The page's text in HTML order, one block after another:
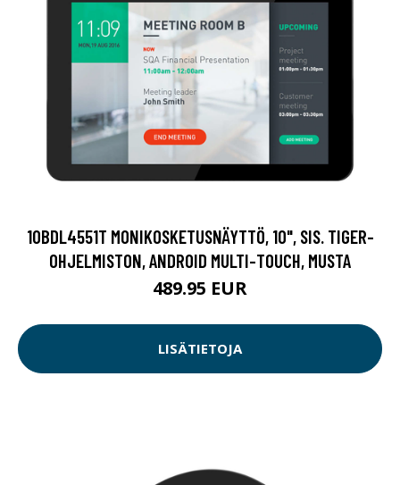
10BDL4551T MONIKOSKETUSNÄYTTÖ, 10", SIS. TIGER-
OHJELMISTON, ANDROID MULTI-TOUCH, MUSTA
489.95 EUR
LISÄTIETOJA